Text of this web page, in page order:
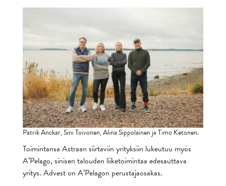
Patrik Anckar, Sini Toivonen, Alina Sippolainen ja Timo Ketonen.
Toimintansa Astraan siirtäviin yrityksiin lukeutuu myös
A’Pelago, sinisen talouden liiketoimintaa edesauttava
yritys. Advest on A’Pelagon perustajaosakas.